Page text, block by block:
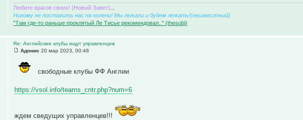
Любите врагов своих! (Новый Завет)
Никому не поставить нас на колени! Мы лежали и будем лежать!(неизвестный)
"Там где-то раньше проклятый Ле Тисье рекомендовал.." (thesubj)
Re: Английские клубы ищут управленцев
Адонис 20 мар 2023, 00:46
свободные клубы ФФ Англии
https://vsol.info/teams_cntr.php?num=6
ждем сведущих управленцев!!!